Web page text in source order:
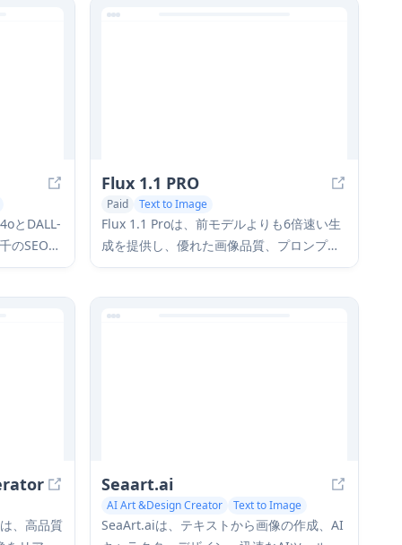
とDALL-
のSEO最
のを助け
Flux 1.1 PRO
Paid
Text to Image
AI Photo & Image Generator
AI Illustration Generator
Flux 1.1 Proは、前モデルよりも6倍速い生
成を提供し、優れた画像品質、プロンプト
の遵守、出力の多様性を実現する最先端の
Artificial Analysis画像アリーナで最高のElo
、高品質
Seaart.ai
AI Art &Design Creator Text to Image
SeaArt.aiは、テキストから画像の作成、AI